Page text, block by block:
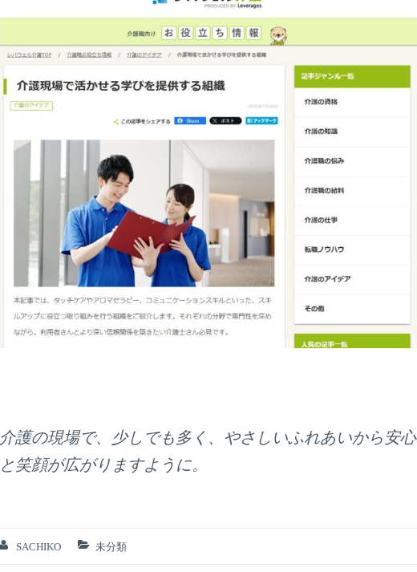
介護の現場で、少しでも多く、やさしいふれあいから安心
と笑顔が広がりますように。
SACHIKO 未分類